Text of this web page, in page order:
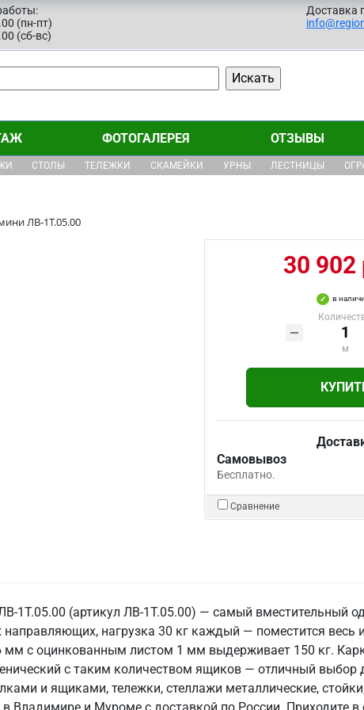
(пн-пт)
(сб-вс)
Доставка
ФОТОГАЛЕРЕЯ ОТЗЫВЫ
СТОЛЫ ТЕЛЕЖКИ СКАМЕЙКИ УРНЫ ЛЕСТНИЦЫ
ЛВ-1Т.05.00
30 902
в
м
Самовывоз
Бесплатно.
Сравнение
1Т.05.00 (артикул ЛВ-1Т.05.00) — самый вместительный
нагрузка 30 кг каждый — поместится весь
с оцинкованным листом 1 мм выдерживает 150 кг.
с таким количеством ящиков — отличный выбор
и ящиками, тележки, стеллажи металлические,